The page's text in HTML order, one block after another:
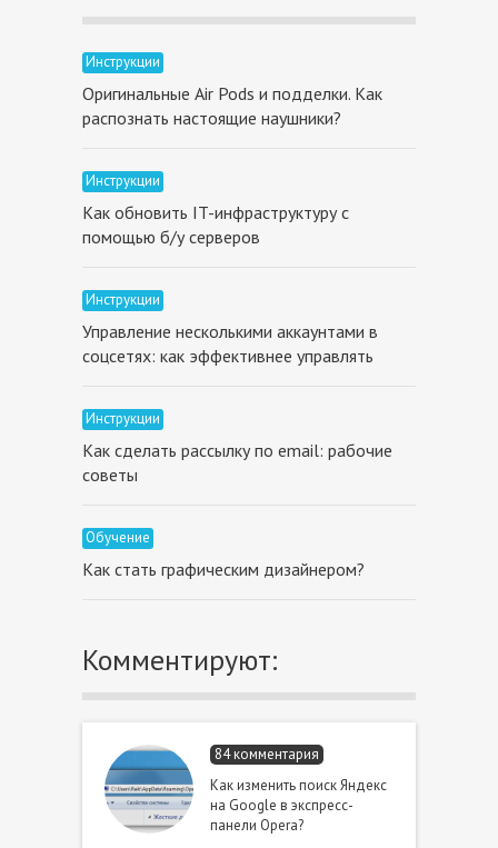
Инструкции
Оригинальные Air Pods и подделки. Как
распознать настоящие наушники?
Инструкции
Как обновить IT-инфраструктуру с
помощью б/у серверов
Инструкции
Управление несколькими аккаунтами в
соцсетях: как эффективнее управлять
Инструкции
Как сделать рассылку по email: рабочие
советы
Обучение
Как стать графическим дизайнером?
Комментируют:
84 комментария
Как изменить поиск Яндекс
на Google в экспресс-
панели Opera?